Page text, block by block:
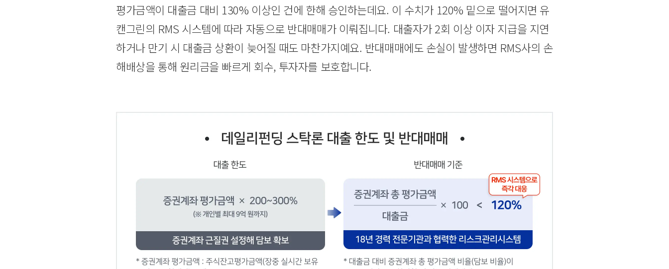
평가금액이 대출금 대비 130% 이상인 건에 한해 승인하는데요. 이 수치가 120% 밑으로 떨어지면 유
캔그린의 RMS 시스템에 따라 자동으로 반대매매가 이뤄집니다. 대출자가 2회 이상 이자 지급을 지연
하거나 만기 시 대출금 상환이 늦어질 때도 마찬가지예요. 반대매매에도 손실이 발생하면 RMS사의 손
해배상을 통해 원리금을 빠르게 회수, 투자자를 보호합니다.